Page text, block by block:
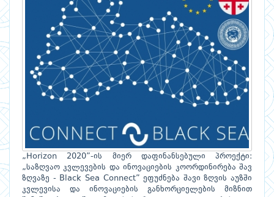
„Horizon 2020”-ის მიერ დაფინანსებული პროექტი:
„საზღვაო კვლევების და ინოვაციების კოორდინირება შავ
ზღვაზე - Black Sea Connect” ეფუძნება შავი ზღვის აუზში
კვლევისა და ინოვაციების განხორციელების მიზნით